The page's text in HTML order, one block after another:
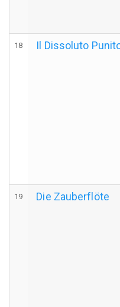
18 Il Dissoluto
19 Die Zauberflöte